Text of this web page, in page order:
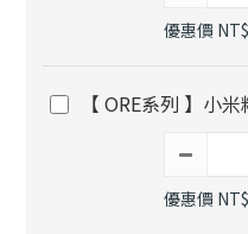
優惠價
【 ORE系列 】小
優惠價